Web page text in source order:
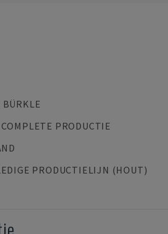
BÜRKLE
COMPLETE PRODUCTIE
PRODUCTIELIJN (HOUT)